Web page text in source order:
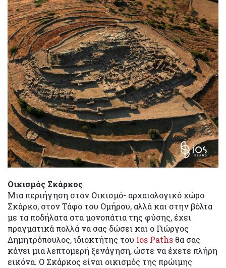
Οικισμός Σκάρκος
Μια περιήγηση στον Οικισμό- αρχαιολογικό χώρο
Σκάρκο, στον Τάφο του Ομήρου, αλλά και στην βόλτα
με τα ποδήλατα στα μονοπάτια της φύσης, έχει
πραγματικά πολλά να σας δώσει και ο Γιώργος
Δημητρόπουλος, ιδιοκτήτης του Ios Paths θα σας
κάνει μια λεπτομερή ξενάγηση, ώστε να έχετε πλήρη
εικόνα. Ο Σκάρκος είναι οικισμός της πρώιμης